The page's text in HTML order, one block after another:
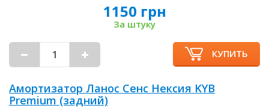
1150 грн
За штуку
КУПИТЬ
Амортизатор Ланос Сенс Нексия KYB
Premium (задний)